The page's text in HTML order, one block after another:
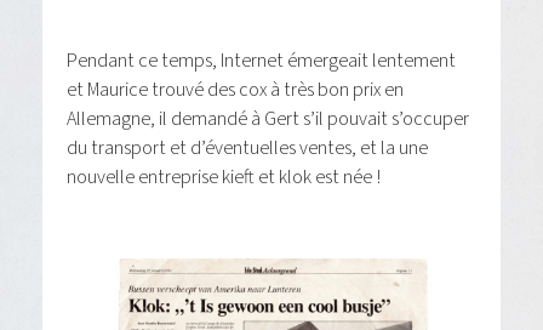
Pendant ce temps, Internet émergeait lentement
et Maurice trouvé des cox à très bon prix en
Allemagne, il demandé à Gert s’il pouvait s’occuper
du transport et d’éventuelles ventes, et la une
nouvelle entreprise kieft et klok est née !